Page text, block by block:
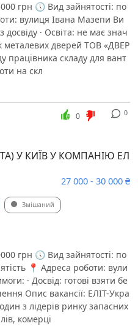
грн 🕔 Вид зайнятості: по
вулиця Івана Мазепи Ви
досвіду · Освіта: не має знач
металевих дверей ТОВ «ДВЕР
працівника складу для вант
на скл
0
0
У КИЇВ У КОМПАНІЮ ЕЛ
27 000 - 30 000 ₴
Змішаний
грн 🕔 Вид зайнятості: по
📍 Адреса роботи: вули
· Досвід: готові взяти бе
Опис вакансії: ЕЛІТ-Укра
з лідерів ринку запасних
комерці